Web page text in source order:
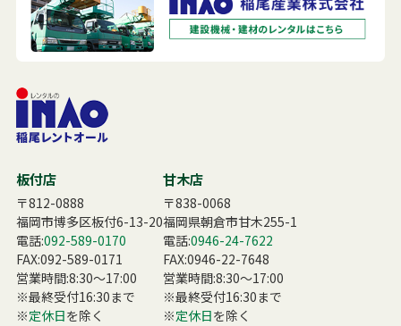
板付店
〒812-0888
福岡市博多区板付6-13-20
電話:092-589-0170
FAX:092-589-0171
営業時間:8:30〜17:00
※最終受付16:30まで
※定休日を除く
甘木店
〒838-0068
福岡県朝倉市甘木255-1
電話:0946-24-7622
FAX:0946-22-7648
営業時間:8:30〜17:00
※最終受付16:30まで
※定休日を除く